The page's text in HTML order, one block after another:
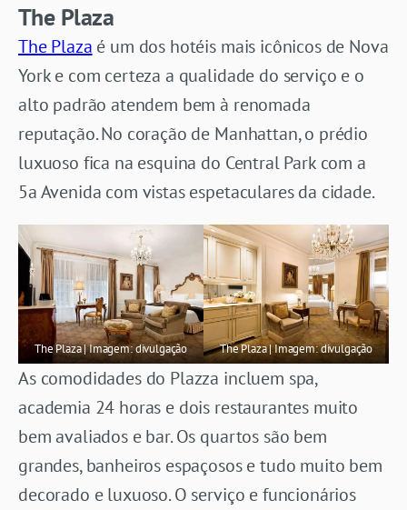
The Plaza
The Plaza é um dos hotéis mais icônicos de Nova
York e com certeza a qualidade do serviço e o
alto padrão atendem bem à renomada
reputação. No coração de Manhattan, o prédio
luxuoso fica na esquina do Central Park com a
5a Avenida com vistas espetaculares da cidade.
The Plaza | Imagem: divulgação The Plaza | Imagem: divulgação
As comodidades do Plazza incluem spa,
academia 24 horas e dois restaurantes muito
bem avaliados e bar. Os quartos são bem
grandes, banheiros espaçosos e tudo muito bem
decorado e luxuoso. O serviço e funcionários